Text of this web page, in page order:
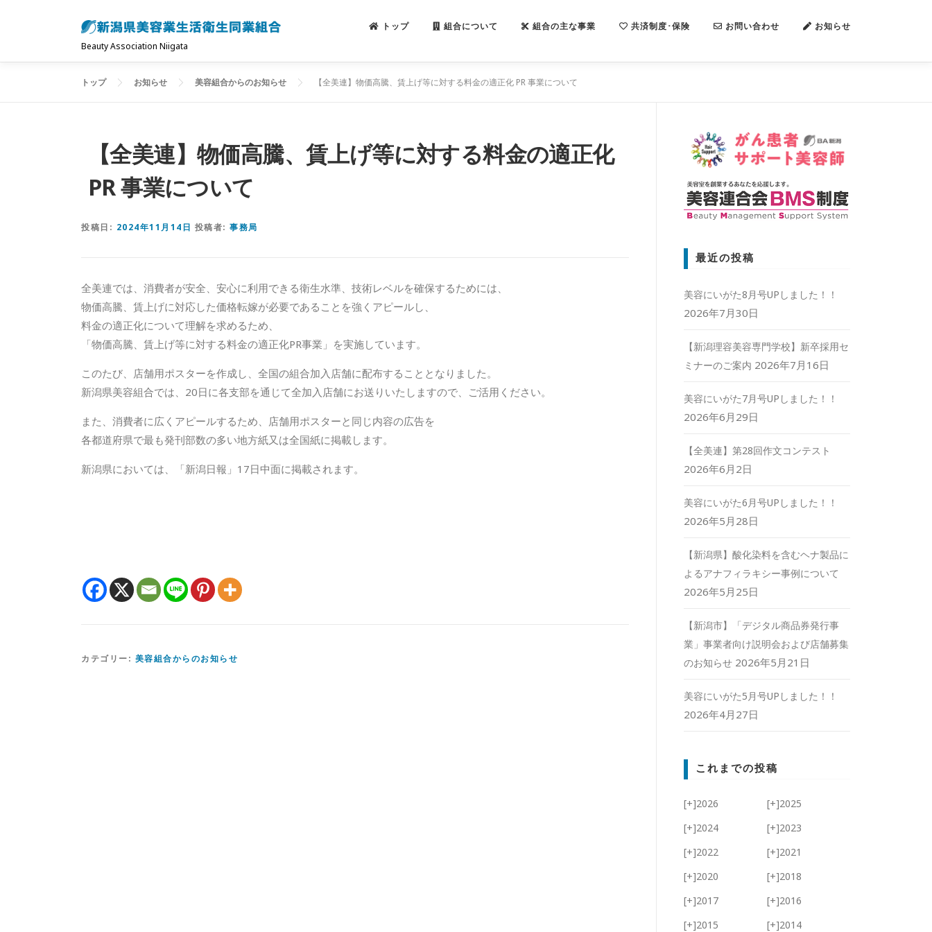
ン
Beauty Association Niigata
トップ 組合について 組合の主な事業 共済制度･保険 お問い合わせ お知らせ
トップ お知らせ 美容組合からのお知らせ 【全美連】物価高騰、賃上げ等に対する料金の適正化 PR 事業について
【全美連】物価高騰、賃上げ等に対する料金の適正化
PR 事業について
投稿日: 2024年11月14日 投稿者: 事務局
全美連では、消費者が安全、安心に利用できる衛生水準、技術レベルを確保するためには、
物価高騰、賃上げに対応した価格転嫁が必要であることを強くアピールし、
料金の適正化について理解を求めるため、
「物価高騰、賃上げ等に対する料金の適正化PR事業」を実施しています。
このたび、店舗用ポスターを作成し、全国の組合加入店舗に配布することとなりました。
新潟県美容組合では、20日に各支部を通じて全加入店舗にお送りいたしますので、ご活用ください。
また、消費者に広くアピールするため、店舗用ポスターと同じ内容の広告を
各都道府県で最も発刊部数の多い地方紙又は全国紙に掲載します。
新潟県においては、「新潟日報」17日中面に掲載されます。
カテゴリー: 美容組合からのお知らせ
最近の投稿
美容にいがた8月号UPしました！！
2026年7月30日
【新潟理容美容専門学校】新卒採用セ
ミナーのご案内 2026年7月16日
美容にいがた7月号UPしました！！
2026年6月29日
【全美連】第28回作文コンテスト
2026年6月2日
美容にいがた6月号UPしました！！
2026年5月28日
【新潟県】酸化染料を含むヘナ製品に
よるアナフィラキシー事例について
2026年5月25日
【新潟市】「デジタル商品券発行事
業」事業者向け説明会および店舗募集
のお知らせ 2026年5月21日
美容にいがた5月号UPしました！！
2026年4月27日
これまでの投稿
[+]2026 [+]2025
[+]2024 [+]2023
[+]2022 [+]2021
[+]2020 [+]2018
[+]2017 [+]2016
[+]2015 [+]2014